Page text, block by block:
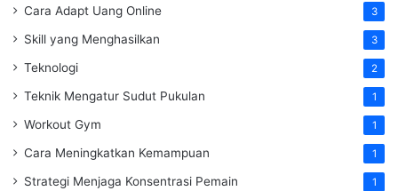
Cara Adapt Uang Online 3
Skill yang Menghasilkan 3
Teknologi 2
Teknik Mengatur Sudut Pukulan 1
Workout Gym 1
Cara Meningkatkan Kemampuan 1
Strategi Menjaga Konsentrasi Pemain 1